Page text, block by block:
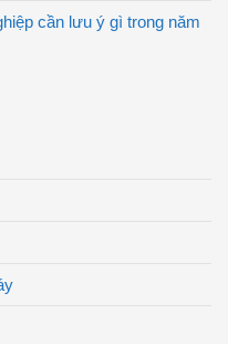
cần lưu ý gì trong năm